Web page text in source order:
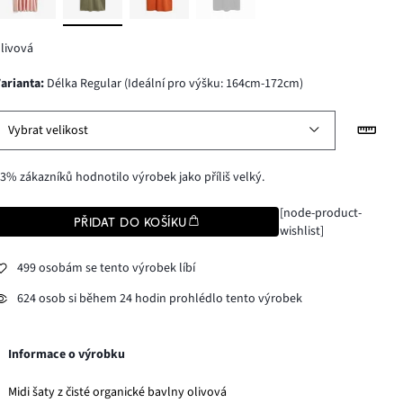
varianta: Délka Regular (Ideální pro výšku: 164cm-172cm)
Vybrat velikost
zákazníků hodnotilo výrobek jako příliš velký.
PŘIDAT DO KOŠÍKU
[node-product-
wishlist]
499 osobám se tento výrobek líbí
624 osob si během 24 hodin prohlédlo tento výrobek
Informace o výrobku
Midi šaty z čisté organické bavlny olivová